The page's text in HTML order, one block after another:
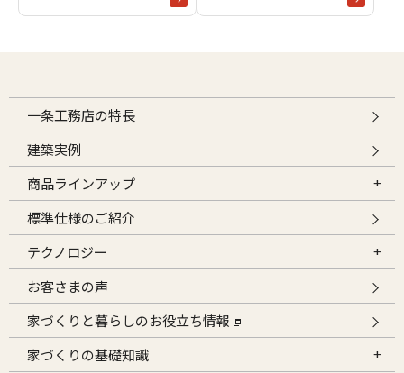
一条工務店の特長
建築実例
商品ラインアップ
標準仕様のご紹介
テクノロジー
お客さまの声
家づくりと暮らしのお役立ち情報
家づくりの基礎知識